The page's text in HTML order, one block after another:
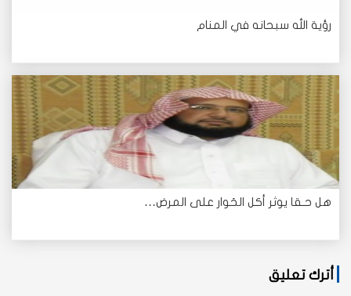
رؤية الله سبحانه في المنام
هل حـقا يوثر أكل الحَوار على المرض…
أترك تعليق